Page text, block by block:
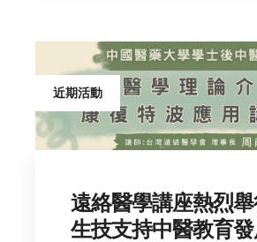
近期活動
遠絡醫學講座熱烈
生技支持中醫教育